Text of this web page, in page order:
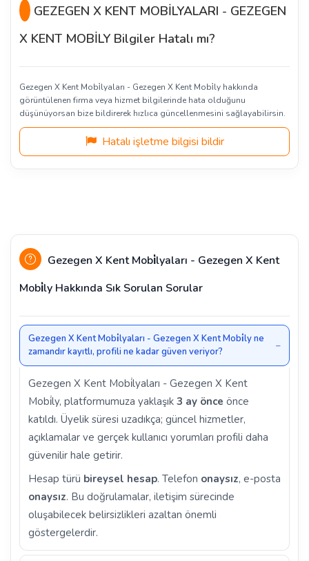
GEZEGEN X KENT MOBİLYALARI - GEZEGEN
X KENT MOBİLY Bilgiler Hatalı mı?
Gezegen X Kent Mobi̇lyaları - Gezegen X Kent Mobi̇ly hakkında
görüntülenen firma veya hizmet bilgilerinde hata olduğunu
düşünüyorsan bize bildirerek hızlıca güncellenmesini sağlayabilirsin.
Hatalı işletme bilgisi bildir
Gezegen X Kent Mobi̇lyaları - Gezegen X Kent
Mobi̇ly Hakkında Sık Sorulan Sorular
Gezegen X Kent Mobi̇lyaları - Gezegen X Kent Mobi̇ly ne
zamandır kayıtlı, profili ne kadar güven veriyor?
Gezegen X Kent Mobi̇lyaları - Gezegen X Kent
Mobi̇ly, platformumuza yaklaşık 3 ay önce önce
katıldı. Üyelik süresi uzadıkça; güncel hizmetler,
açıklamalar ve gerçek kullanıcı yorumları profili daha
güvenilir hale getirir.
Hesap türü bireysel hesap. Telefon onaysız, e-posta
onaysız. Bu doğrulamalar, iletişim sürecinde
oluşabilecek belirsizlikleri azaltan önemli
göstergelerdir.